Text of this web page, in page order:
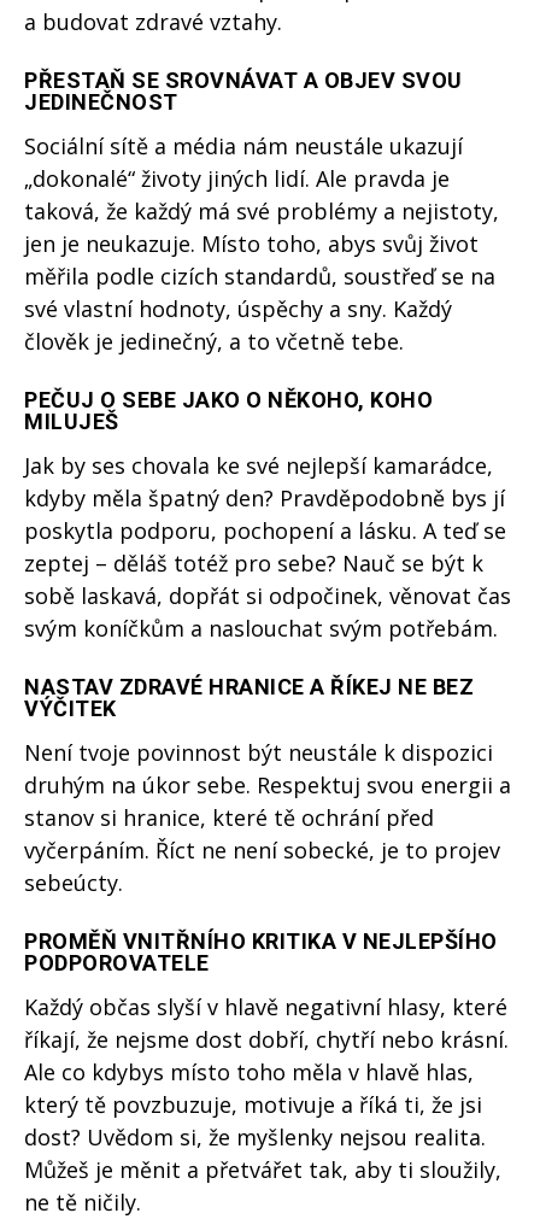
a budovat zdravé vztahy.
PŘESTAŇ SE SROVNÁVAT A OBJEV SVOU
JEDINEČNOST
Sociální sítě a média nám neustále ukazují
„dokonalé“ životy jiných lidí. Ale pravda je
taková, že každý má své problémy a nejistoty,
jen je neukazuje. Místo toho, abys svůj život
měřila podle cizích standardů, soustřeď se na
své vlastní hodnoty, úspěchy a sny. Každý
člověk je jedinečný, a to včetně tebe.
PEČUJ O SEBE JAKO O NĚKOHO, KOHO
MILUJEŠ
Jak by ses chovala ke své nejlepší kamarádce,
kdyby měla špatný den? Pravděpodobně bys jí
poskytla podporu, pochopení a lásku. A teď se
zeptej – děláš totéž pro sebe? Nauč se být k
sobě laskavá, dopřát si odpočinek, věnovat čas
svým koníčkům a naslouchat svým potřebám.
NASTAV ZDRAVÉ HRANICE A ŘÍKEJ NE BEZ
VÝČITEK
Není tvoje povinnost být neustále k dispozici
druhým na úkor sebe. Respektuj svou energii a
stanov si hranice, které tě ochrání před
vyčerpáním. Říct ne není sobecké, je to projev
sebeúcty.
PROMĚŇ VNITŘNÍHO KRITIKA V NEJLEPŠÍHO
PODPOROVATELE
Každý občas slyší v hlavě negativní hlasy, které
říkají, že nejsme dost dobří, chytří nebo krásní.
Ale co kdybys místo toho měla v hlavě hlas,
který tě povzbuzuje, motivuje a říká ti, že jsi
dost? Uvědom si, že myšlenky nejsou realita.
Můžeš je měnit a přetvářet tak, aby ti sloužily,
ne tě ničily.